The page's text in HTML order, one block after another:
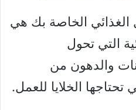
الغذائي الخاصة بك هي
التي تحول
والدهون من
الخلايا للعمل.